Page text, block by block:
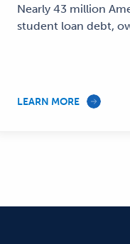
Nearly 43 million
student loan debt,
LEARN MORE